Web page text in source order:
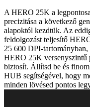
A HERO 25K a
precizitása a következő
alapoktól kezdtük. Az
feldolgozást teljesítő
25 600 DPI-
HERO 25K versenyszintű
biztosít. Állítsd be és
HUB segítségével, hogy
minden lövésed pontos